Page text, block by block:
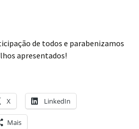
de todos e parabenizamos
apresentados!
X LinkedIn
Mais